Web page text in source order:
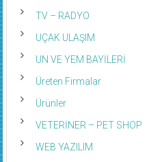
TV – RADYO
UÇAK ULAŞIM
UN VE YEM BAYİLERİ
Üreten Firmalar
Ürünler
VETERİNER – PET SHOP
WEB YAZILIM